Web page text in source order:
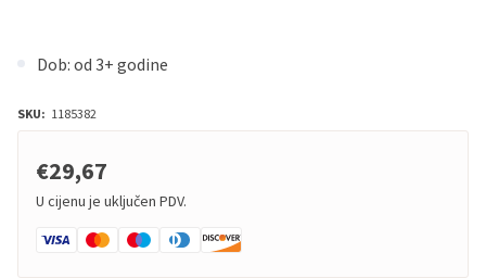
Dob: od 3+ godine
SKU: 1185382
€29,67
U cijenu je uključen PDV.